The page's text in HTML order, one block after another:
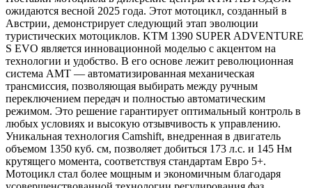
ожидаются весной 2025 года. Этот мотоцикл, созданный в
Австрии, демонстрирует следующий этап эволюции
туристических мотоциклов. KTM 1390 SUPER ADVENTURE
S EVO является инновационной моделью с акцентом на
технологии и удобство. В его основе лежит революционная
система AMT — автоматизированная механическая
трансмиссия, позволяющая выбирать между ручным
переключением передач и полностью автоматическим
режимом. Это решение гарантирует оптимальный контроль в
любых условиях и высокую отзывчивость к управлению.
Уникальная технология Camshift, внедренная в двигатель
объемом 1350 куб. см, позволяет добиться 173 л.с. и 145 Нм
крутящего момента, соответствуя стандартам Евро 5+.
Мотоцикл стал более мощным и экономичным благодаря